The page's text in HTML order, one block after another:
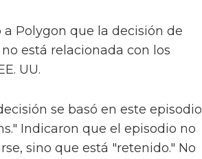
Polygon que la decisión de
está relacionada con los
UU.
se basó en este episodio
Indicaron que el episodio no
sino que está "retenido." No